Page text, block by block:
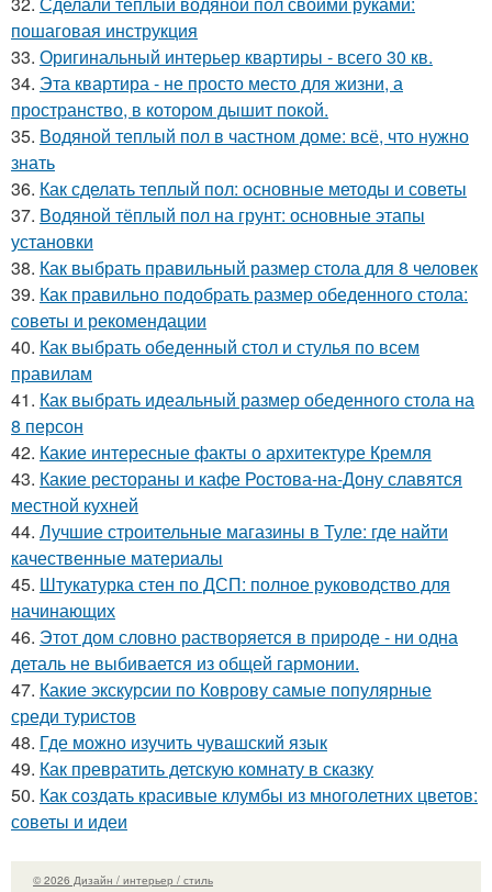
пошаговая инструкция
33. Оригинальный интерьер квартиры - всего 30 кв.
34. Эта квартира - не просто место для жизни, а
пространство, в котором дышит покой.
35. Водяной теплый пол в частном доме: всё, что нужно
знать
36. Как сделать теплый пол: основные методы и советы
37. Водяной тёплый пол на грунт: основные этапы
установки
38. Как выбрать правильный размер стола для 8 человек
39. Как правильно подобрать размер обеденного стола:
советы и рекомендации
40. Как выбрать обеденный стол и стулья по всем
правилам
41. Как выбрать идеальный размер обеденного стола на
8 персон
42. Какие интересные факты о архитектуре Кремля
43. Какие рестораны и кафе Ростова-на-Дону славятся
местной кухней
44. Лучшие строительные магазины в Туле: где найти
качественные материалы
45. Штукатурка стен по ДСП: полное руководство для
начинающих
46. Этот дом словно растворяется в природе - ни одна
деталь не выбивается из общей гармонии.
47. Какие экскурсии по Коврову самые популярные
среди туристов
48. Где можно изучить чувашский язык
49. Как превратить детскую комнату в сказку
50. Как создать красивые клумбы из многолетних цветов:
советы и идеи
© 2026 Дизайн / интерьер / стиль